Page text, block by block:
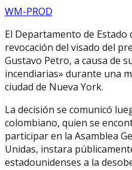
WM-PROD
El Departamento de Estado
revocación del visado del
Gustavo Petro, a causa de
incendiarias» durante una
ciudad de Nueva York.
La decisión se comunicó
colombiano, quien se
participar en la Asamblea
Unidas, instara
estadounidenses a la